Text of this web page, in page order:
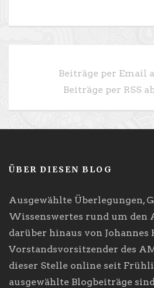
Beiträge per Email
Beiträge per RSS
ÜBER DIESEN BLOG
Ausgewählte Überlegungen,
Wissenswertes rund um den
darüber hinaus von Johannes
Vorstandsvorsitzender des
dieser Stelle online seit
ausgewählte Blogbeiträge